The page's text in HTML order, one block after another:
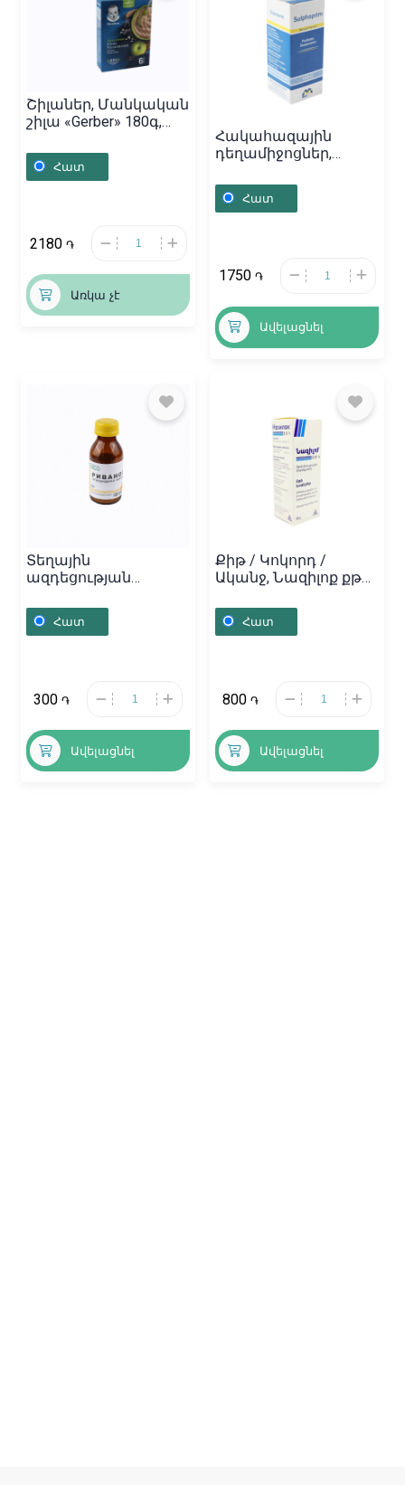
Շիլաներ, Մանկական
շիլա «Gerber» 180գ,
Հատ
2180 ֏
Առկա չէ
Հակահազային
դեղամիջոցներ,
«Сульфаприм» 100մլ,
Հայաստան
Հատ
1750 ֏
Ավելացնել
Տեղային
ազդեցության
Ռիվանոլ փոշի «Esco»
0.1գր, Հայաստան
Հատ
300 ֏
Ավելացնել
Քիթ / Կոկորդ /
Ականջ, Նազիլոք քթի
Հայաստան
Հատ
800 ֏
Ավելացնել